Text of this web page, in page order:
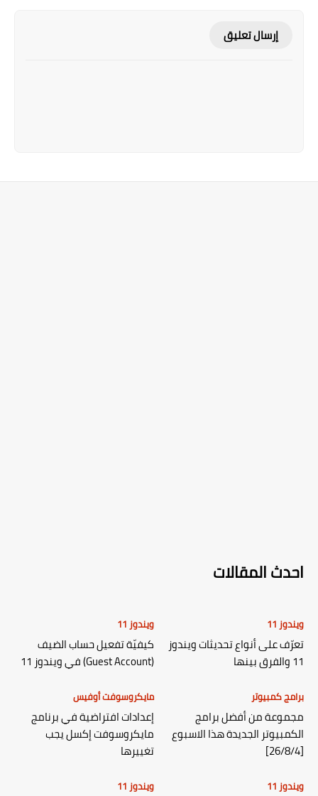
إرسال تعليق
احدث المقالات
ويندوز 11
تعرّف على أنواع تحديثات ويندوز
11 والفرق بينها
ويندوز 11
كيفيّة تفعيل حساب الضيف
(Guest Account) في ويندوز 11
برامج كمبيوتر
مجموعة من أفضل برامج
الكمبيوتر الجديدة هذا الاسبوع
[26/8/4]
مايكروسوفت أوفيس
إعدادات افتراضية في برنامج
مايكروسوفت إكسل يجب
تغييرها
ويندوز 11 ويندوز 11